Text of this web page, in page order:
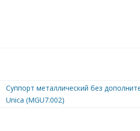
Суппорт металлический без
Unica (MGU7.002)